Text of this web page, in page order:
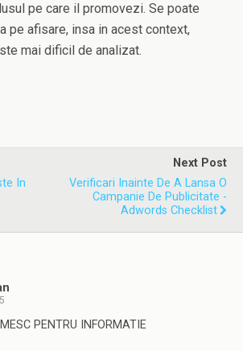
pe care il promovezi. Se poate
pe afisare, insa in acest context,
mai dificil de analizat.
In
Next Post
Verificari Inainte De A Lansa O
Campanie De Publicitate -
Adwords Checklist
PENTRU INFORMATIE